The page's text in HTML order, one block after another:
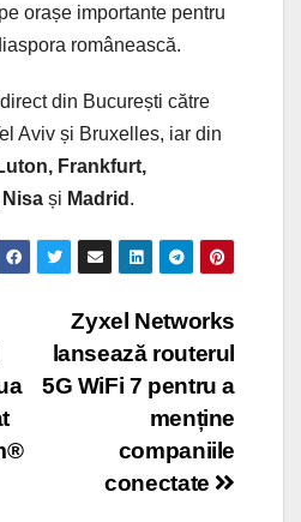
orașe importante pentru
românească.
din București către
Aviv și Bruxelles, iar din
Frankfurt,
și Madrid .
Zyxel Networks
lansează routerul
5G WiFi 7 pentru a
menține
companiile
conectate